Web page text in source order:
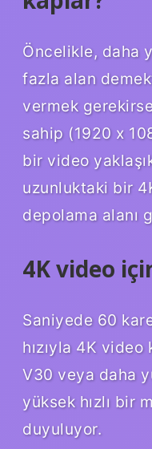
Öncelikle, daha
fazla alan
vermek
sahip (1920 x
bir video
uzunluktaki bir
depolama alanı
4K video
Saniyede 60
hızıyla 4K
V30 veya daha
yüksek hızlı bir
duyuluyor.